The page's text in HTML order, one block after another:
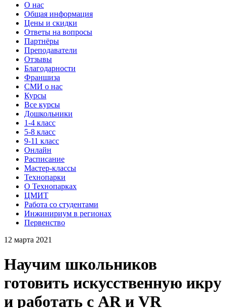
О нас
Общая информация
Цены и скидки
Ответы на вопросы
Партнёры
Преподаватели
Отзывы
Благодарности
Франшиза
СМИ о нас
Курсы
Все курсы
Дошкольники
1-4 класс
5-8 класс
9-11 класс
Онлайн
Расписание
Мастер-классы
Технопарки
О Технопарках
ЦМИТ
Работа со студентами
Инжинириум в регионах
Первенство
12 марта 2021
Научим школьников
готовить искусственную икру
и работать с AR и VR